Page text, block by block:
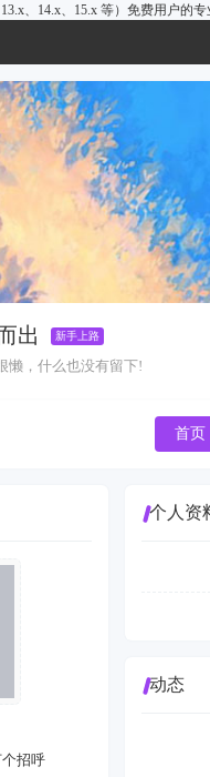
、14.x、15.x 等）免费用户的专
出 新手上路
懒，什么也没有留下!
首页
招呼
个人资
动态